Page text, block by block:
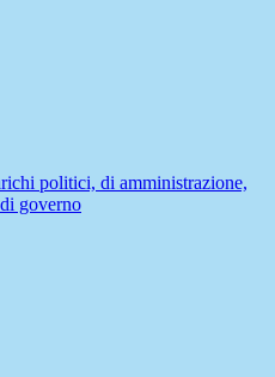
politici, di amministrazione,
governo